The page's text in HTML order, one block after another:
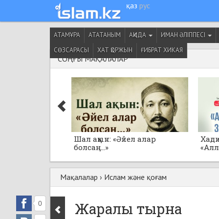
қаз рус
АТАМҰРА АТАТАНЫМ АҚИДА
ИМАН ӘЛІППЕСІ
СӨЗСАРАСЫ
ХАТ ҚОРЖЫН ҒИБРАТ ХИКАЯ
СОҢҒЫ МАҚАЛАЛАР
Шал ақын: «Әйел алар
болсаң...»
Мақалалар › Ислам және қоғам
Жаралы тырна
0